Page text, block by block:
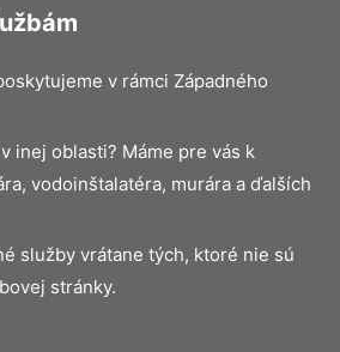
v rámci Západného
inej oblasti? Máme pre vás k
vodoinštalatéra, murára a ďalších
služby vrátane tých, ktoré nie sú
stránky.